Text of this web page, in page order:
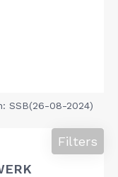
SSB(26-08-2024)
Filters